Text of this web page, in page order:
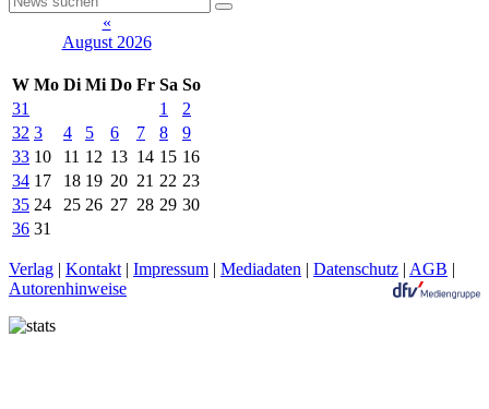
«
August 2026
W Mo Di Mi Do Fr Sa So
31
1
2
32 3 4 5 6 7 8
9
33 10 11 12 13 14 15 16
34 17 18 19 20 21 22 23
35 24 25 26 27 28 29 30
36 31
Verlag | Kontakt | Impressum | Mediadaten | Datenschutz | AGB |
Autorenhinweise